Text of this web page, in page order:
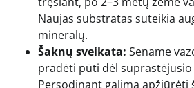
Naujas substratas suteikia
mineralų.
Šaknų sveikata: Sename
pradėti pūti dėl
Persodinant galima apžiūrėti